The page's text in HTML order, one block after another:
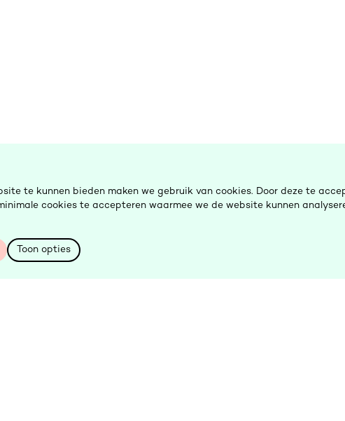
te kunnen bieden maken we gebruik van cookies. Door deze te
cookies te accepteren waarmee we de website kunnen
Toon opties
Toon opties